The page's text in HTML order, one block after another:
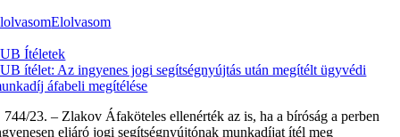
Elolvasom
Ítéletek
ítélet: Az ingyenes jogi segítségnyújtás után megítélt ügyvédi
áfabeli megítélése
744/23. – Zlakov Áfaköteles ellenérték az is, ha a bíróság a perben
eljáró jogi segítségnyújtónak munkadíjat ítél meg